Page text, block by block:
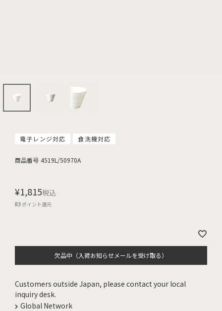
電子レンジ対応 食洗機対応
商品番号 4519L/50970A
¥1,815税込
83ポイント還元
欠品中（入荷お知らせメールを受け取る）
Customers outside Japan, please contact your local
inquiry desk.
Global Network